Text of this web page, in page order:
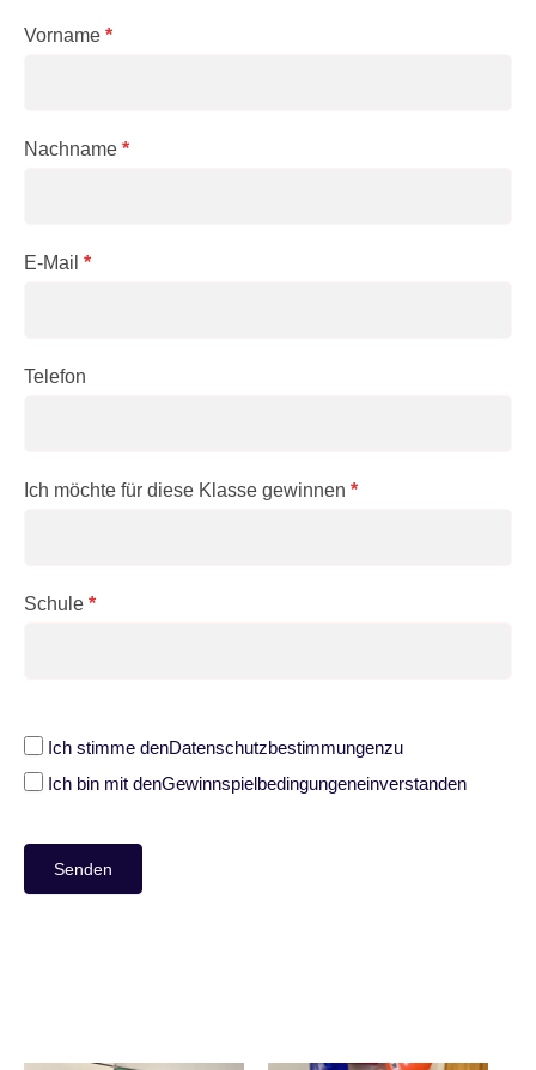
Supersize
Vorname *
Nachname *
E-Mail *
Telefon
Ich möchte für diese Klasse gewinnen *
Schule *
Ich stimme denDatenschutzbestimmungenzu
Ich bin mit denGewinnspielbedingungeneinverstanden
Senden